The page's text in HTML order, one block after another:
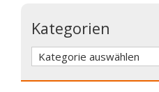
Kategorien
Kategorien